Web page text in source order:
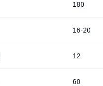
180
16-20
12
60